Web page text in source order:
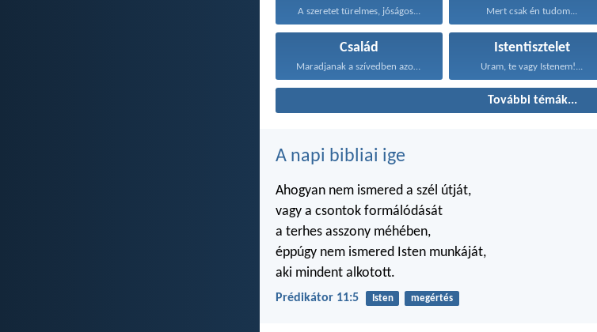
A szeretet türelmes, jóságos... Mert csak én tudom...
Család
Maradjanak a szívedben azok...
Istentisztelet
Uram, te vagy Istenem!...
További témák...
A napi bibliai ige
Ahogyan nem ismered a szél útját,
vagy a csontok formálódását
a terhes asszony méhében,
éppúgy nem ismered Isten munkáját,
aki mindent alkotott.
Prédikátor 11:5 Isten megértés